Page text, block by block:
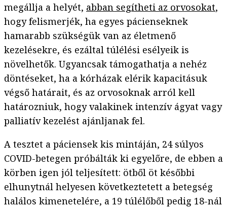
megállja a helyét, abban segítheti az orvosokat,
hogy felismerjék, ha egyes pácienseknek
hamarabb szükségük van az életmenő
kezelésekre, és ezáltal túlélési esélyeik is
növelhetők. Ugyancsak támogathatja a nehéz
döntéseket, ha a kórházak elérik kapacitásuk
végső határait, és az orvosoknak arról kell
határozniuk, hogy valakinek intenzív ágyat vagy
palliatív kezelést ajánljanak fel.
A tesztet a páciensek kis mintáján, 24 súlyos
COVID-betegen próbálták ki egyelőre, de ebben a
körben igen jól teljesített: ötből öt későbbi
elhunytnál helyesen következtetett a betegség
halálos kimenetelére, a 19 túlélőből pedig 18-nál